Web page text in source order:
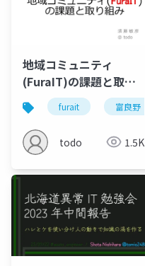
地域コミュニティ
(FuraIT)の課題と取り
組み
furait 富良野
todo 1.5K